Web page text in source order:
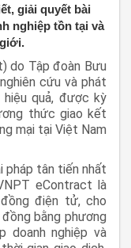
giải quyết bài
nghiệp tồn tại và
do Tập đoàn Bưu
cứu và phát
quả, được kỳ
thức giao kết
mại tại Việt Nam
pháp tân tiến nhất
eContract là
điện tử, cho
bằng phương
doanh nghiệp và